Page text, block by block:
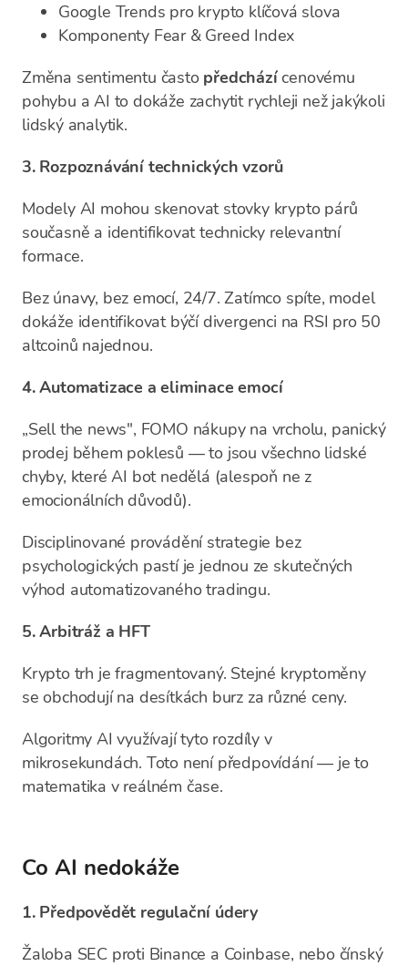
Google Trends pro krypto klíčová slova
Komponenty Fear & Greed Index
Změna sentimentu často předcházícenovému
pohybu a AI to dokáže zachytit rychleji než jakýkoli
lidský analytik.
3. Rozpoznávání technických vzorů
Modely AI mohou skenovat stovky krypto párů
současně a identifikovat technicky relevantní
formace.
Bez únavy, bez emocí, 24/7. Zatímco spíte, model
dokáže identifikovat býčí divergenci na RSI pro 50
altcoinů najednou.
4. Automatizace a eliminace emocí
„Sell the news", FOMO nákupy na vrcholu, panický
prodej během poklesů — to jsou všechno lidské
chyby, které AI bot nedělá (alespoň ne z
emocionálních důvodů).
Disciplinované provádění strategie bez
psychologických pastí je jednou ze skutečných
výhod automatizovaného tradingu.
5. Arbitráž a HFT
Krypto trh je fragmentovaný. Stejné kryptoměny
se obchodují na desítkách burz za různé ceny.
Algoritmy AI využívají tyto rozdíly v
mikrosekundách. Toto není předpovídání — je to
matematika v reálném čase.
Co AI nedokáže
1. Předpovědět regulační údery
Žaloba SEC proti Binance a Coinbase, nebo čínský